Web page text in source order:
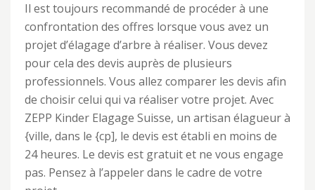
Il est toujours recommandé de procéder à une
confrontation des offres lorsque vous avez un
projet d’élagage d’arbre à réaliser. Vous devez
pour cela des devis auprès de plusieurs
professionnels. Vous allez comparer les devis afin
de choisir celui qui va réaliser votre projet. Avec
ZEPP Kinder Elagage Suisse, un artisan élagueur à
{ville, dans le {cp], le devis est établi en moins de
24 heures. Le devis est gratuit et ne vous engage
pas. Pensez à l’appeler dans le cadre de votre